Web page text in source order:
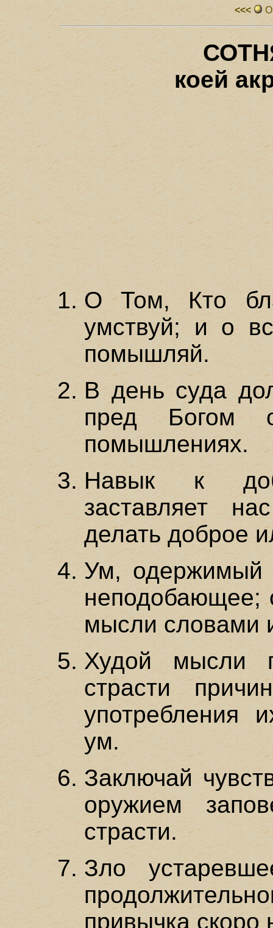
<<<
коей
О Том, Кто
умствуй; и о
помышляй.
В день суда
пред Богом
помышлениях.
Навык к
заставляет
делать доброе
Ум, одержимый
неподобающее;
мысли словами
Худой мысли
страсти
употребления
ум.
Заключай
оружием
страсти.
Зло
привычка скоро